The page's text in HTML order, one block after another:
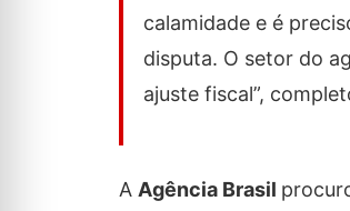
calamidade e é
disputa. O setor do
ajuste fiscal”,
A Agência Brasil